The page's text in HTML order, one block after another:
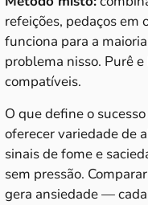
refeições, pedaços em
funciona para a
problema nisso. Purê
compatíveis.
O que define o
oferecer variedade de
sinais de fome e
sem pressão.
gera ansiedade —